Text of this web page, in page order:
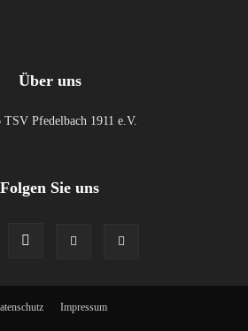
Über uns
Pfedelbach 1911 e.V.
Folgen Sie uns
Impressum